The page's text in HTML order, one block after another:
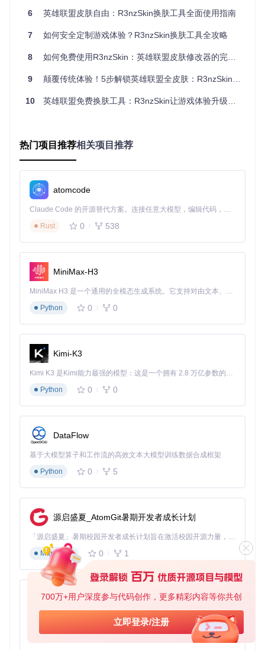
700万+用户深度参与代码创作，更多精彩内容等你共创
立即登录/注册
并运行配置程序。在配置界面中，你需要指定英雄联盟的安装
Games\League of Legends 目录下。如果你的游戏安装在其
启动方式，例如是否随游戏自动启动，以及皮肤加载的优先级
钮，工具会自动检查游戏文件的完整性和兼容性。如果一切正
小提示：首次使用时，建议先在训练模式中测试皮肤效
果，确保工具正常工作后再进入正式对局。
3. 皮肤管理大师：打造你的个性化皮肤库
如何高效管理多个英雄皮肤？ R3nzSkin提供了强大的皮肤管
理功能，让你可以轻松创建和管理多个皮肤配置方案。在工具
的主界面中，点击"皮肤库"按钮，你可以看到所有可用的英雄
和对应的皮肤列表。你可以为每个英雄选择默认皮肤，也可以
创建自定义的皮肤组合。
例如，你可以为常用的5个英雄创建一个"上分专用"皮肤方案，
包含你认为最能提升手感的皮肤；为娱乐局创建一个"搞笑皮
肤"方案，选择各种趣味皮肤增加游戏乐趣。创建方案时，只
需勾选对应的英雄和皮肤，然后点击"保存方案"即可。下次使
英雄加载预设的皮肤。
皮肤搜索与筛选技巧
找到特定英雄或皮肤。例如，输入"亚索"即可显示所有亚索的
皮肤；输入"限定"则可以筛选出所有限定皮肤。此外，你还可
以根据皮肤的品质（如传说、史诗、普通）进行筛选，帮助你
更快找到心仪的皮肤。
4. 解决90%的常见问题：故障排除与性能优化
皮肤不显示怎么办？
检查游戏是否以管理员身份运行。R3nzSkin需要管理员权
验证皮肤ID是否正确。有些皮肤可能因为版本更新导致ID
变化，你可以在工具的"皮肤数据库"中更新皮肤信息。
关闭其他可能冲突的程序。某些游戏辅助工具或杀毒软件
可能会干扰R3nzSkin的正常工作，尝试关闭这些程序后重
新启动游戏。
如何提升工具性能？如果你在使用过程中遇到游戏卡顿或工具
响应缓慢的情况，可以尝试以下优化措施：
内存，导致游戏性能下降。
定期清理缓存文件。在工具的"设置"界面中，点击"清理缓
存"按钮，可以删除临时文件，释放系统资源。
6 英雄联盟皮肤自由：R3nzSkin换肤工具全面使用指南
7 如何安全定制游戏体验？R3nzSkin换肤工具全攻略
8 如何免费使用R3nzSkin：英雄联盟皮肤修改器的完整指南 🎮
9 颠覆传统体验！5步解锁英雄联盟全皮肤：R3nzSkin内存级换肤工具全攻略
10 英雄联盟免费换肤工具：R3nzSkin让游戏体验升级的完整指南
热门项目推荐相关项目推荐
atomcode
Claude Code 的开源替代方案。连接任意大模型，编辑代码，运行命令，自动验证 — 全自动执行。用 Rust 构建，极致性能。 ｜ An open-source alternative to Claude Code. Connect any LLM, edit code, run commands, and verify changes — autonomously. Built in Rust for speed. Get Started
Rust
0 538
MiniMax-H3
MiniMax H3 是一个通用的全模态生成系统。它支持对由文本、图像、视频和音频组成的多模态上下文进行统一理解，并能生成分辨率高达 2K、时长可达 15 秒的带原生立体声音频的视频。得益于面向任务泛化的系统设计，H3 在预训练阶段就已具备广泛的多模态上下文理解与生成能力，能够出色地执行复杂的多模态指令。
Python
0 0
Kimi-K3
Kimi K3 是Kimi能力最强的模型：这是一个拥有 2.8 万亿参数的混合专家（MoE）模型，具备原生视觉理解能力，并支持 100 万 token 的上下文窗口。
Python
0 0
DataFlow
基于大模型算子和工作流的高效文本大模型训练数据合成框架
Python
0 5
源启盛夏_AtomGit暑期开发者成长计划
「源启盛夏」暑期校园开发者成长计划旨在激活校园开源力量，通过积分激励、认证扶持、资源倾斜等形式，引导高校组织和开发者完成「入驻 — 建项目 — 做贡献 — 获认证 — 得资源」的完整闭环。无论你是想带领社团入驻平台的组织者，还是希望用代码贡献证明自己的开发者，都能在这里找到属于你的成长路径。
Markdown
0 1
py-xiaozhi
基于Python的Xiaozhi AI，适用于想要完整Xiaozhi体验而无需拥有专用硬件的用户。
Python
0 1